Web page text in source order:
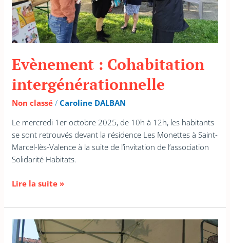
Evènement : Cohabitation
intergénérationnelle
Non classé /Caroline DALBAN
Le mercredi 1er octobre 2025, de 10h à 12h, les habitants
se sont retrouvés devant la résidence Les Monettes à Saint-
Marcel-lès-Valence à la suite de l’invitation de l’association
Solidarité Habitats.
Lire la suite »
« Solidarité
et